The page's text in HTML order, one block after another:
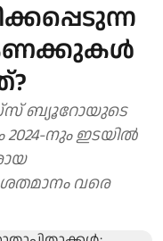
കണക്കുകള്‍
ബ്യൂറോയുടെ
നും ഇടയില്‍
വരെ